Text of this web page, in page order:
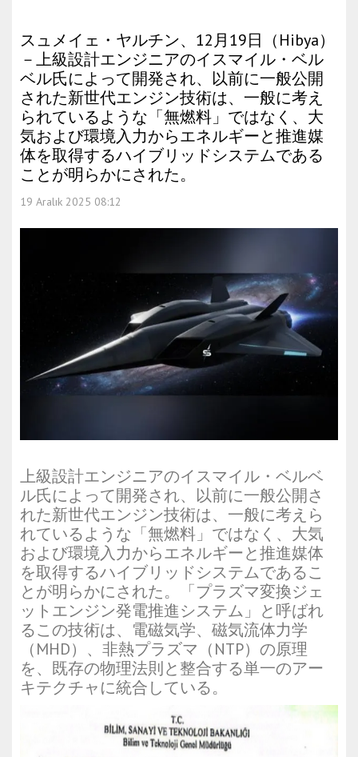
スュメイェ・ヤルチン、12月19日（Hibya）
－上級設計エンジニアのイスマイル・ベル
ベル氏によって開発され、以前に一般公開
された新世代エンジン技術は、一般に考え
られているような「無燃料」ではなく、大
気および環境入力からエネルギーと推進媒
体を取得するハイブリッドシステムである
ことが明らかにされた。
19 Aralık 2025 08:12
上級設計エンジニアのイスマイル・ベルベ
ル氏によって開発され、以前に一般公開さ
れた新世代エンジン技術は、一般に考えら
れているような「無燃料」ではなく、大気
および環境入力からエネルギーと推進媒体
を取得するハイブリッドシステムであるこ
とが明らかにされた。「プラズマ変換ジェ
ットエンジン発電推進システム」と呼ばれ
るこの技術は、電磁気学、磁気流体力学
（MHD）、非熱プラズマ（NTP）の原理
を、既存の物理法則と整合する単一のアー
キテクチャに統合している。